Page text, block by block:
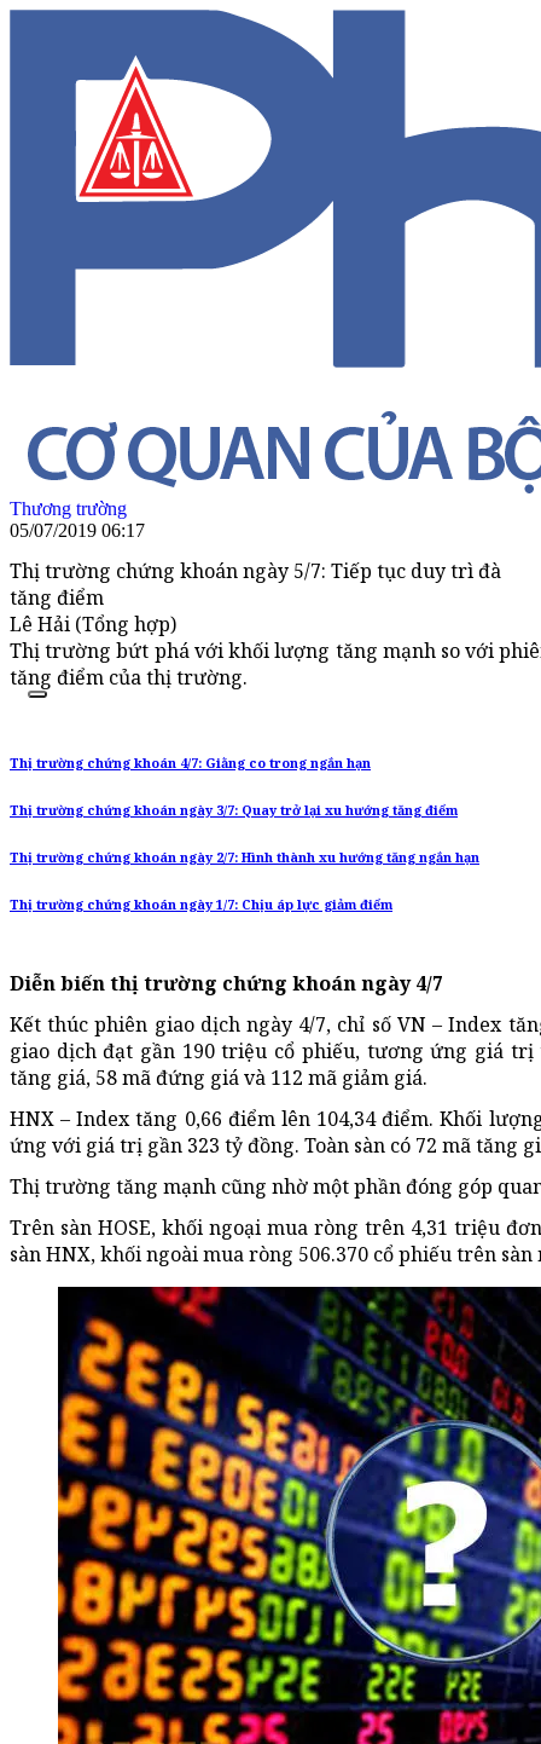
Thương trường
05/07/2019 06:17
Thị trường chứng khoán ngày 5/7: Tiếp tục duy trì đà
tăng điểm
Lê Hải (Tổng hợp)
Thị trường bứt phá với khối lượng tăng mạnh so với
tăng điểm của thị trường.
Thị trường chứng khoán 4/7: Giằng co trong ngắn hạn
Thị trường chứng khoán ngày 3/7: Quay trở lại xu hướng tăng điểm
Thị trường chứng khoán ngày 2/7: Hình thành xu hướng tăng ngắn hạn
Thị trường chứng khoán ngày 1/7: Chịu áp lực giảm điểm
Diễn biến thị trường chứng khoán ngày 4/7
Kết thúc phiên giao dịch ngày 4/7, chỉ số VN – Index
giao dịch đạt gần 190 triệu cổ phiếu, tương ứng giá trị
tăng giá, 58 mã đứng giá và 112 mã giảm giá.
HNX – Index tăng 0,66 điểm lên 104,34 điểm. Khối
ứng với giá trị gần 323 tỷ đồng. Toàn sàn có 72 mã tăng
Thị trường tăng mạnh cũng nhờ một phần đóng góp
Trên sàn HOSE, khối ngoại mua ròng trên 4,31 triệu
sàn HNX, khối ngoài mua ròng 506.370 cổ phiếu trên